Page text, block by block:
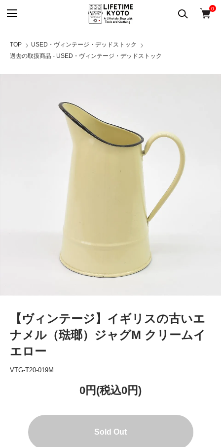
0
TOP
USED・ヴィンテージ・デッドストック
過去の取扱商品 - USED・ヴィンテージ・デッドストック
【ヴィンテージ】イギリスの古いエ
ナメル（琺瑯）ジャグM クリームイ
エロー
VTG-T20-019M
0円(税込0円)
Sold Out